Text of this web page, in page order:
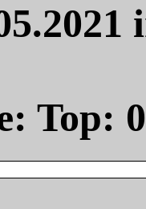
Top: 0